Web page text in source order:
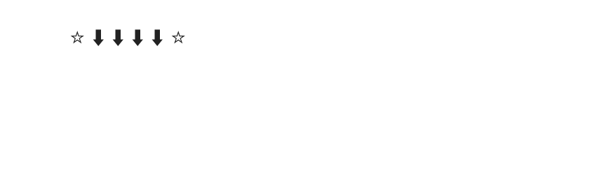
⭐️ ⬇️ ⬇️ ⬇️ ⬇️ ⭐️